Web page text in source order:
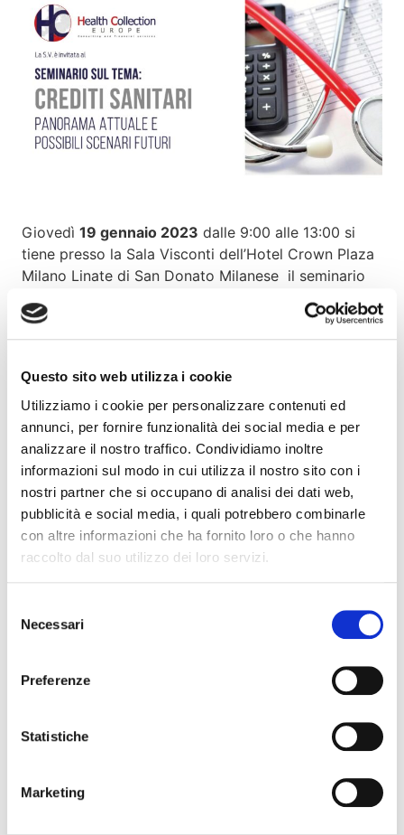
Questo sito web utilizza i cookie
Utilizziamo i cookie per personalizzare contenuti ed
annunci, per fornire funzionalità dei social media e per
analizzare il nostro traffico. Condividiamo inoltre
informazioni sul modo in cui utilizza il nostro sito con i
nostri partner che si occupano di analisi dei dati web,
pubblicità e social media, i quali potrebbero combinarle
con altre informazioni che ha fornito loro o che hanno
raccolto dal suo utilizzo dei loro servizi.
delNecessari
Preferenze
Statistiche
Marketing
Giovedì 19 gennaio 2023 dalle 9:00 alle 13:00 si
tiene presso la Sala Visconti dell’Hotel Crown Plaza
Milano Linate di San Donato Milanese il seminario
scenari futuri”.
EUFederation for the Factoring and Commercial
Finance, è tra i relatori del seminario organizzato
da Health Collection SRL.
L’evento è gratuito. Le iscrizioni, a numero chiuso,
dovranno essere effettuate compilando il form on-
line dal sito Health Collection
www.healthcollection.it/crediti-sanitarioppure
inviando una mail all’indirizzo
Articolo precedente Articolo successivo